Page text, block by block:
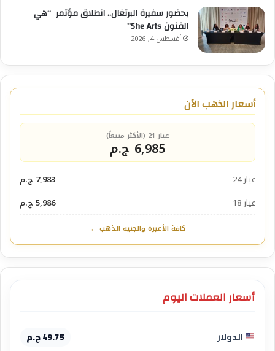
بحضور سفيرة البرتغال.. انطلاق مؤتمر “هي
الفنون She Arts”
أغسطس 4, 2026
أسعار الذهب الآن
عيار 21 (الأكثر مبيعاً)
6,985 ج.م
عيار 24
7,983 ج.م
عيار 18
5,986 ج.م
كافة الأعيرة والجنيه الذهب ←
أسعار العملات اليوم
الدولار 49.75 ج.م